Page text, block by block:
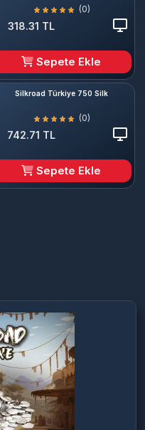
(0)
318.31 TL
Sepete Ekle
Silkroad Türkiye 750 Silk
(0)
742.71 TL
Sepete Ekle